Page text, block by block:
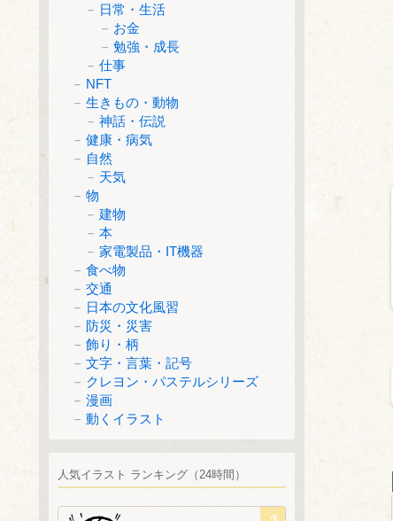
日常・生活
お金
勉強・成長
仕事
NFT
生きもの・動物
神話・伝説
健康・病気
自然
天気
物
建物
本
家電製品・IT機器
食べ物
交通
日本の文化風習
防災・災害
飾り・柄
文字・言葉・記号
クレヨン・パステルシリーズ
漫画
動くイラスト
人気イラスト ランキング（24時間）